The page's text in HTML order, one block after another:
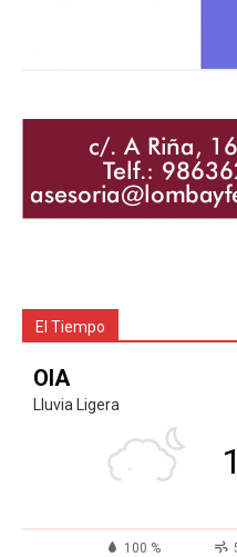
El Tiempo
OIA
Lluvia Ligera
100 %